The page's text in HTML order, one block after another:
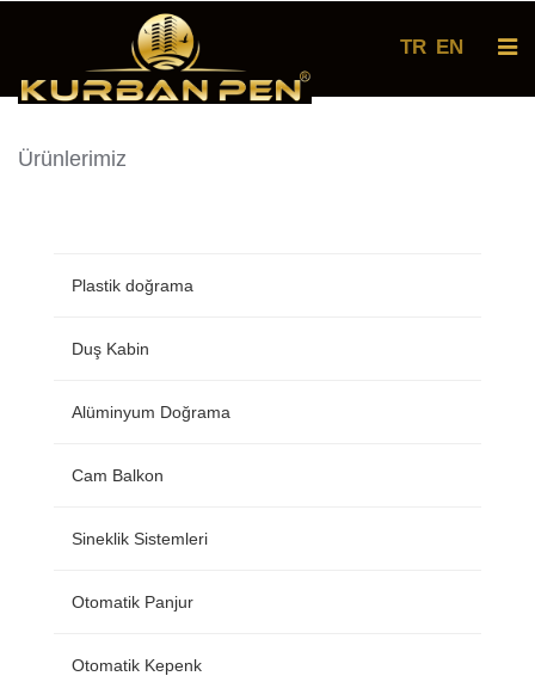
TR EN
Ürünlerimiz
Plastik doğrama
Duş Kabin
Alüminyum Doğrama
Cam Balkon
Sineklik Sistemleri
Otomatik Panjur
Otomatik Kepenk